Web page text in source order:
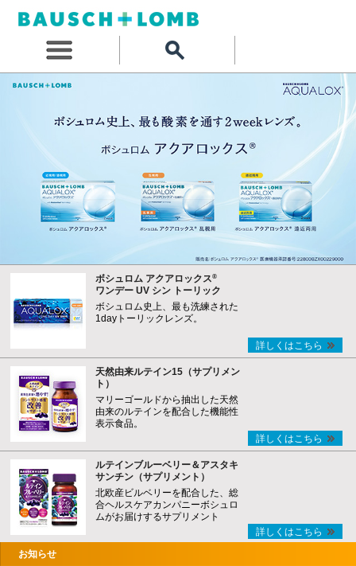
ボシュロム アクアロックス®
ワンデー UV シン トーリック
ボシュロム史上、最も洗練された
1dayトーリックレンズ。
詳しくはこちら
天然由来ルテイン15（サプリメン
ト）
マリーゴールドから抽出した天然
由来のルテインを配合した機能性
表示食品。
詳しくはこちら
ルテインブルーベリー＆アスタキ
サンチン（サプリメント）
北欧産ビルベリーを配合した、総
合ヘルスケアカンパニーボシュロ
ムがお届けするサプリメント
詳しくはこちら
お知らせ